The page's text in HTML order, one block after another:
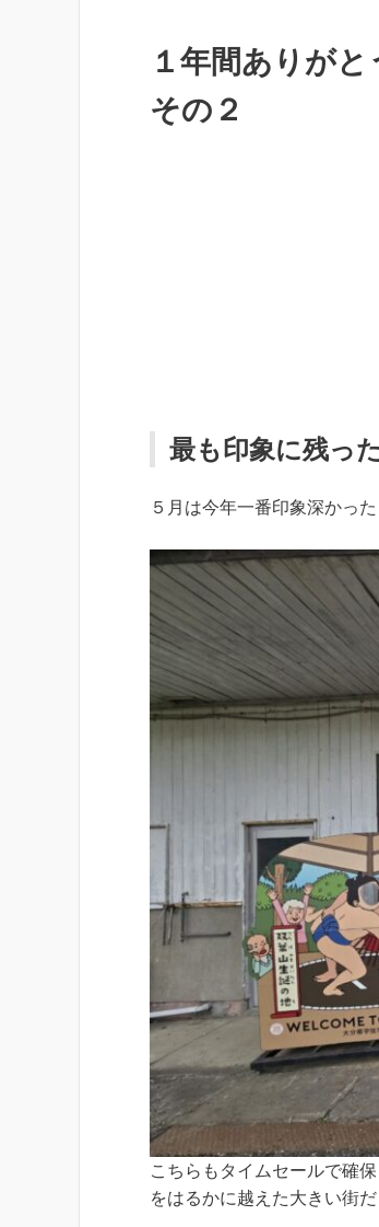
１年間ありが
その２
最も印象に残っ
５月は今年一番印象深かっ
こちらもタイムセールで確
をはるかに越えた大きい街